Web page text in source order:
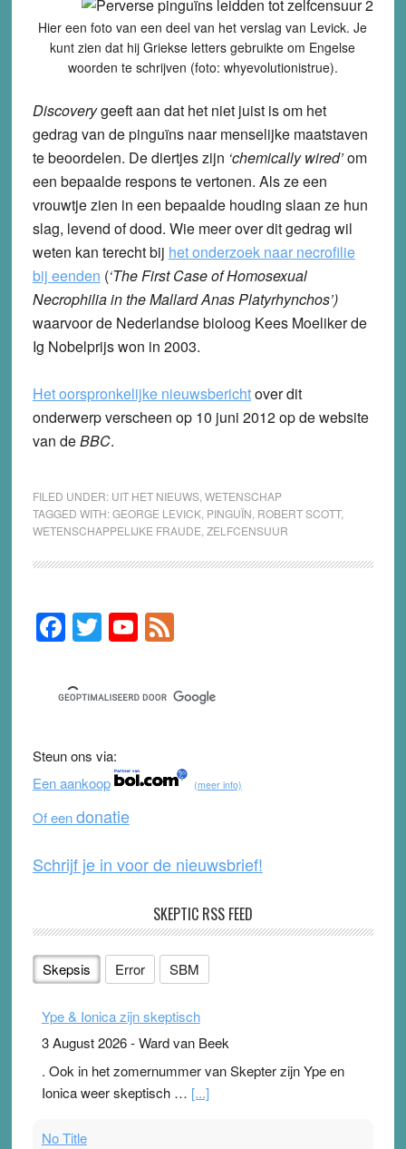
Hier een foto van een deel van het verslag van Levick. Je
kunt zien dat hij Griekse letters gebruikte om Engelse
woorden te schrijven (foto: whyevolutionistrue).
Discoverygeeft aan dat het niet juist is om het
gedrag van de pinguïns naar menselijke maatstaven
te beoordelen. De diertjes zijn ‘chemically wired’om
een bepaalde respons te vertonen. Als ze een
vrouwtje zien in een bepaalde houding slaan ze hun
slag, levend of dood. Wie meer over dit gedrag wil
weten kan terecht bij het onderzoek naar necrofilie
bij eenden (‘The First Case of Homosexual
Necrophilia in the Mallard Anas Platyrhynchos’)
waarvoor de Nederlandse bioloog Kees Moeliker de
Ig Nobelprijs won in 2003.
Het oorspronkelijke nieuwsberichtover dit
onderwerp verscheen op 10 juni 2012 op de website
van deBBC.
FILED UNDER: UIT HET NIEUWS, WETENSCHAP
TAGGED WITH:GEORGE LEVICK, PINGUÏN ROBERT SCOTT,
WETENSCHAPPELIJKE FRAUDE ZELFCENSUUR
Primary
Sidebar
F
a
c
e
b
o
o
k
T
wi
tt
er
Y
o
u
T
b
e
F
e
d
Steun ons via:
Een aankoop
(meer info)
Of eendonatie
Schrijf je in voor de nieuwsbrief!
SKEPTIC RSS FEED
Skepsis Error SBM
Ype & Ionica zijn skeptisch
3 August 2026-Ward van Beek
. Ook in het zomernummer van Skepter zijn Ype en
Ionica weer skeptisch … [...]
No Title